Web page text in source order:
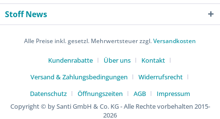
Stoff News
Alle Preise inkl. gesetzl. Mehrwertsteuer zzgl.Versandkosten
Kundenrabatte Über uns
Kontakt
Versand & Zahlungsbedingungen
Widerrufsrecht
Datenschutz
Öffnungszeiten AGB
Impressum
Copyright © by Santi GmbH & Co. KG - Alle Rechte vorbehalten 2015-
2026